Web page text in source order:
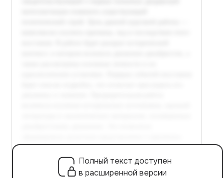
Полный текст доступен
в расширенной версии